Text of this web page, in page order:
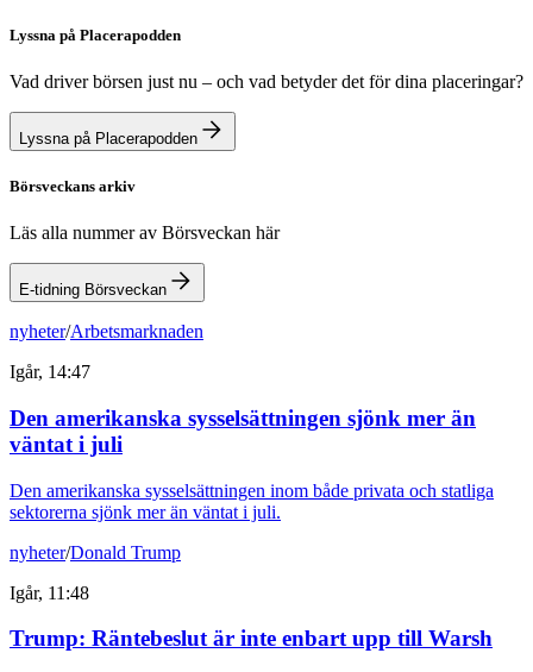
Lyssna på Placerapodden
Vad driver börsen just nu – och vad betyder det för dina placeringar?
Lyssna på Placerapodden
Börsveckans arkiv
Läs alla nummer av Börsveckan här
E-tidning Börsveckan
nyheter/Arbetsmarknaden
Igår, 14:47
Den amerikanska sysselsättningen sjönk mer än
väntat i juli
Den amerikanska sysselsättningen inom både privata och statliga
sektorerna sjönk mer än väntat i juli.
nyheter/Donald Trump
Igår, 11:48
Trump: Räntebeslut är inte enbart upp till Warsh